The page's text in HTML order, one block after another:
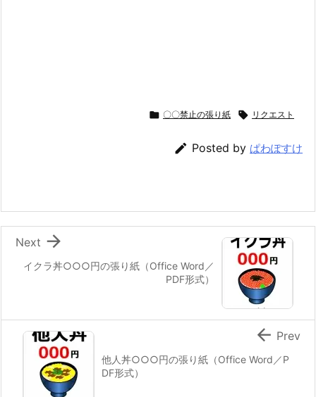
 〇〇禁止の張り紙  リクエスト
 Posted by ぱわぽすけ
イクラ丼○○○円の張り紙（Office Word／
PDF形式）

Next
他人丼○○○円の張り紙（Office Word／P
DF形式）
 Prev